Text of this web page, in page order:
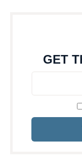
GET